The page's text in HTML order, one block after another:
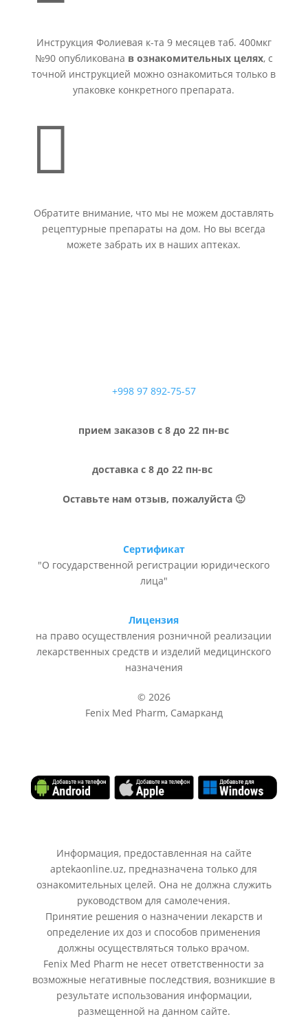
Инструкция Фолиевая к-та 9 месяцев таб. 400мкг
№90 опубликована в ознакомительных целях, с
точной инструкцией можно ознакомиться только в
упаковке конкретного препарата.

Обратите внимание, что мы не можем доставлять
рецептурные препараты на дом. Но вы всегда
можете забрать их в наших аптеках.
+998 97 892-75-57
прием заказов с 8 до 22 пн-вс
доставка с 8 до 22 пн-вс
Оставьте нам отзыв, пожалуйста 🙂
Сертификат
"О государственной регистрации юридического
лица"
Лицензия
на право осуществления розничной реализации
лекарственных средств и изделий медицинского
назначения
© 2026
Fenix Med Pharm, Самарканд
Информация, предоставленная на сайте
aptekaonline.uz, предназначена только для
ознакомительных целей. Она не должна служить
руководством для самолечения.
Принятие решения о назначении лекарств и
определение их доз и способов применения
должны осуществляться только врачом.
Fenix Med Pharm не несет ответственности за
возможные негативные последствия, возникшие в
результате использования информации,
размещенной на данном сайте.